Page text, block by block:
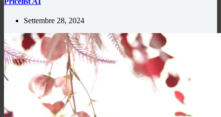
Settembre 28, 2024